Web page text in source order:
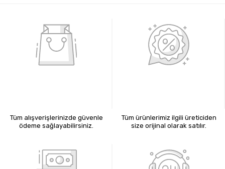
Tüm alışverişlerinizde güvenle
ödeme sağlayabilirsiniz.
Tüm ürünlerimiz ilgili üreticiden
size orijinal olarak satılır.